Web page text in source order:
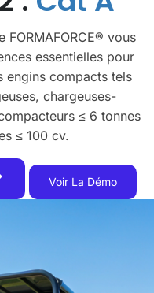
vous
essentielles pour
engins compacts tels
chargeuses-
≤ 6 tonnes
≤ 100 cv.
Voir La Démo